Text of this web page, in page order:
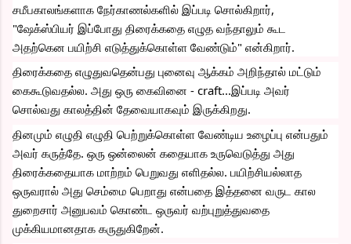
சமீபகாலங்களாக நேர்காணல்களில் இப்படி சொல்கிறார்,
"ஷேக்ஸ்பியர் இப்போது திரைக்கதை எழுத வந்தாலும் கூட
அதற்கென பயிற்சி எடுத்துக்கொள்ள வேண்டும்" என்கிறார்.
திரைக்கதை எழுதுவதென்பது புனைவு ஆக்கம் அறிந்தால் மட்டும்
கைகூடுவதல்ல. அது ஒரு கைவினை - craft...இப்படி அவர்
சொல்வது காலத்தின் தேவையாகவும் இருக்கிறது.
தினமும் எழுதி எழுதி பெற்றுக்கொள்ள வேண்டிய உழைப்பு என்பதும்
அவர் கருத்தே. ஒரு ஒன்லைன் கதையாக உருவெடுத்து அது
திரைக்கதையாக மாற்றம் பெறுவது எளிதல்ல.‌ பயிற்சியல்லாத
ஒருவரால் அது செம்மை பெறாது என்பதை இத்தனை வருட கால
துறைசார் அனுபவம் கொண்ட ஒருவர் வற்புறுத்துவதை
முக்கியமானதாக கருதுகிறேன்.